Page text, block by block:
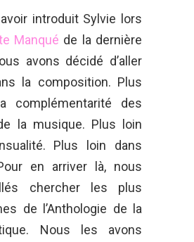
introduit Sylvie lors
Manqué de la dernière
avons décidé d’aller
la composition. Plus
complémentarité des
la musique. Plus loin
Plus loin dans
en arriver là, nous
chercher les plus
de l’Anthologie de la
Nous les avons